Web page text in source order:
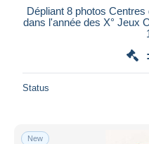
Dépliant 8 photos
dans l'année des X° Jeux
Status
New